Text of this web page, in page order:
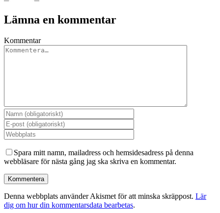
Lämna en kommentar
Kommentar
Spara mitt namn, mailadress och hemsidesadress på denna
webbläsare för nästa gång jag ska skriva en kommentar.
Denna webbplats använder Akismet för att minska skräppost. Lär
dig om hur din kommentarsdata bearbetas.